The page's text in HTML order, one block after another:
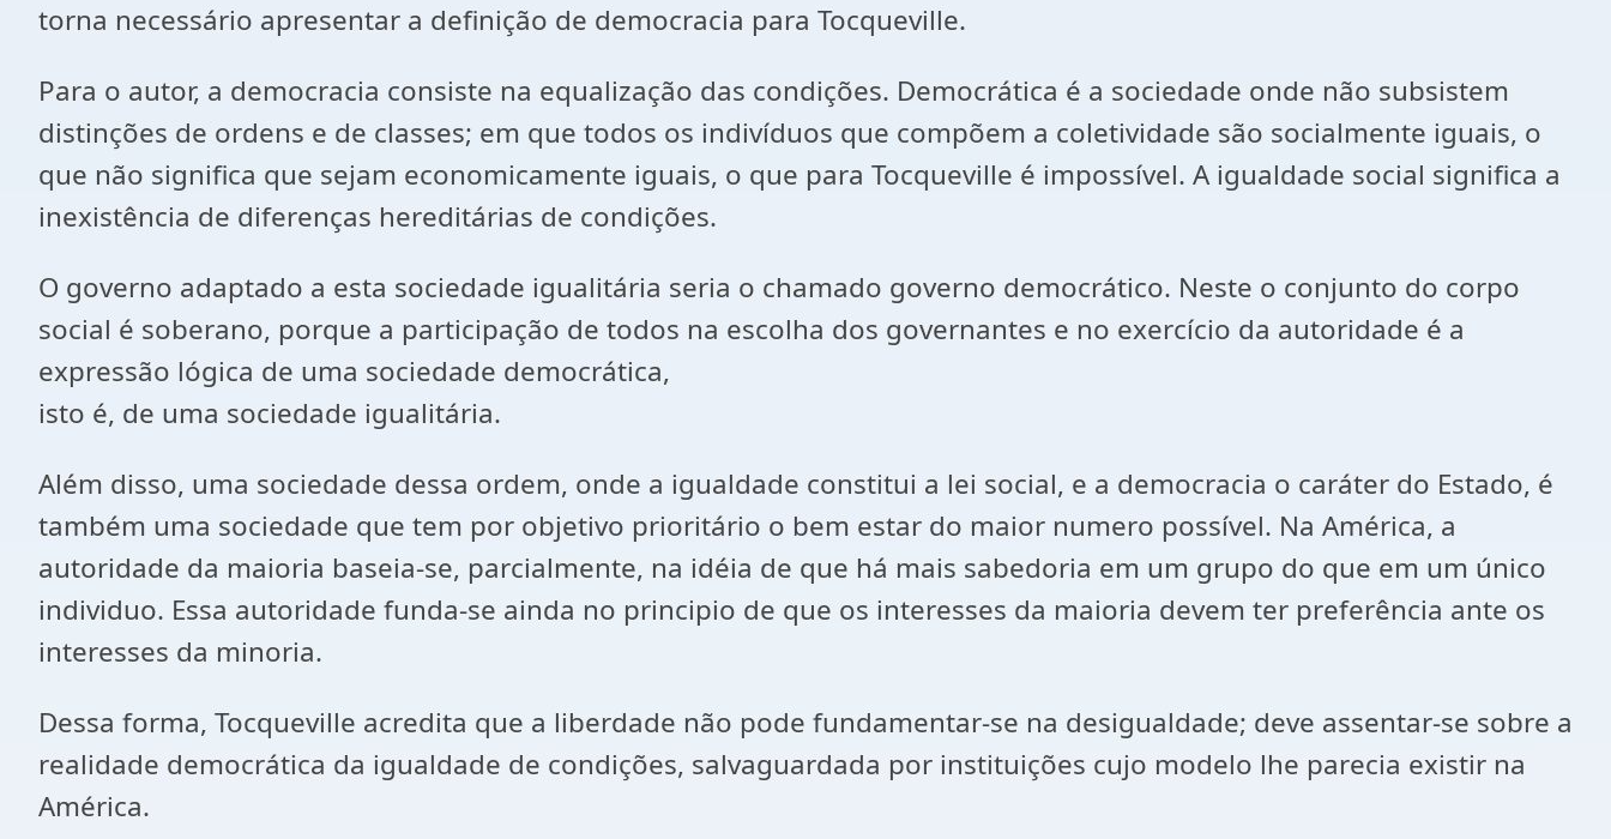
torna necessário apresentar a definição de democracia para Tocqueville.
Para o autor, a democracia consiste na equalização das condições. Democrática é a sociedade onde não subsistem
distinções de ordens e de classes; em que todos os indivíduos que compõem a coletividade são socialmente iguais, o
que não significa que sejam economicamente iguais, o que para Tocqueville é impossível. A igualdade social significa a
inexistência de diferenças hereditárias de condições.
O governo adaptado a esta sociedade igualitária seria o chamado governo democrático. Neste o conjunto do corpo
social é soberano, porque a participação de todos na escolha dos governantes e no exercício da autoridade é a
expressão lógica de uma sociedade democrática,
isto é, de uma sociedade igualitária.
Além disso, uma sociedade dessa ordem, onde a igualdade constitui a lei social, e a democracia o caráter do Estado, é
também uma sociedade que tem por objetivo prioritário o bem estar do maior numero possível. Na América, a
autoridade da maioria baseia-se, parcialmente, na idéia de que há mais sabedoria em um grupo do que em um único
individuo. Essa autoridade funda-se ainda no principio de que os interesses da maioria devem ter preferência ante os
interesses da minoria.
Dessa forma, Tocqueville acredita que a liberdade não pode fundamentar-se na desigualdade; deve assentar-se sobre a
realidade democrática da igualdade de condições, salvaguardada por instituições cujo modelo lhe parecia existir na
América.